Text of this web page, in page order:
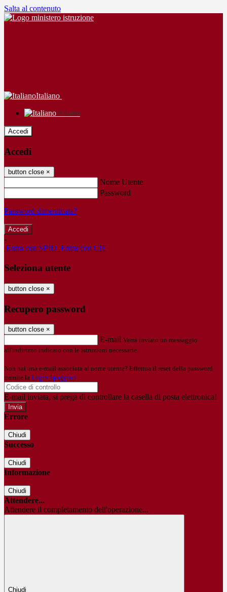
Salta al contenuto
Italiano
Italiano
Accedi
Accedi
button close ×
Nome Utente
Password
Password dimenticata?
-
Entra con SPID Entra con CIE
Seleziona utente
button close ×
Recupero password
button close ×
E-mail Verrà inviato un messaggio
all'indirizzo indicato con le istruzioni necessarie.
Non hai una e-mail associata al nome utente? Effettua il reset della password
tramite la Login Spaggiari
E-mail inviata, si prega di controllare la casella di posta elettronica!
Errore
Chiudi
Successo
Chiudi
Informazione
Chiudi
Attendere...
Attendere il completamento dell'operazione...
Chiudi